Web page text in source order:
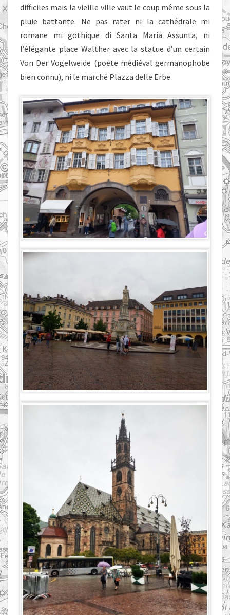
difficiles mais la vieille ville vaut le coup même sous la
pluie battante. Ne pas rater ni la cathédrale mi
romane mi gothique di Santa Maria Assunta, ni
l’élégante place Walther avec la statue d’un certain
Von Der Vogelweide (poète médiéval germanophobe
bien connu), ni le marché Plazza delle Erbe.